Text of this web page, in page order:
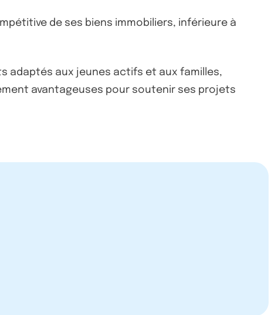
de ses biens immobiliers, inférieure à
adaptés aux jeunes actifs et aux familles,
avantageuses pour soutenir ses projets